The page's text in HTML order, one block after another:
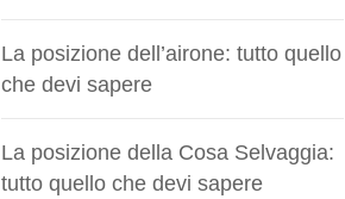
La posizione dell’airone: tutto quello
che devi sapere
La posizione della Cosa Selvaggia:
tutto quello che devi sapere